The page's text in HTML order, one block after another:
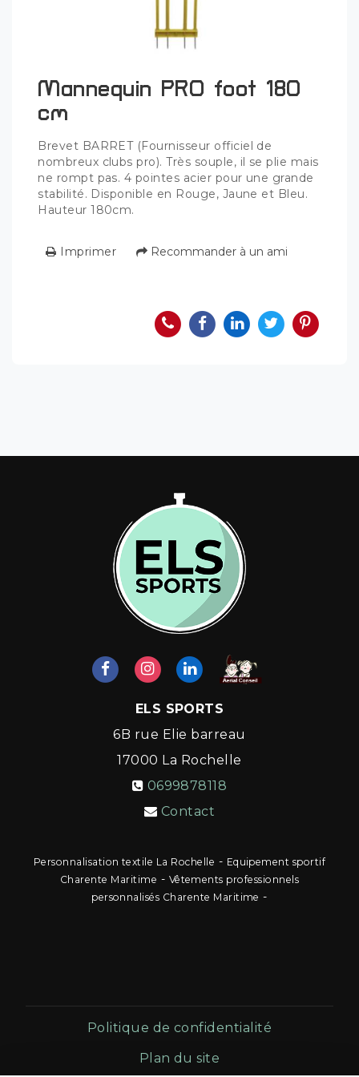
Mannequin PRO foot 180
cm
Brevet BARRET (Fournisseur officiel de
nombreux clubs pro). Très souple, il se plie mais
ne rompt pas. 4 pointes acier pour une grande
stabilité. Disponible en Rouge, Jaune et Bleu.
Hauteur 180cm.
Imprimer Recommander à un ami
ELS SPORTS
6B rue Elie barreau
17000 La Rochelle
0699878118
Contact
Personnalisation textile La Rochelle - Equipement sportif
Charente Maritime - Vêtements professionnels
personnalisés Charente Maritime -
Politique de confidentialité
Plan du site